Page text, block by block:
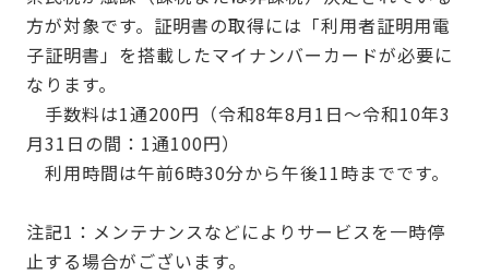
方が対象です。証明書の取得には「利用者証明用電
子証明書」を搭載したマイナンバーカードが必要に
なります。
手数料は1通200円（令和8年8月1日～令和10年3
月31日の間：1通100円）
利用時間は午前6時30分から午後11時までです。
注記1：メンテナンスなどによりサービスを一時停
止する場合がございます。